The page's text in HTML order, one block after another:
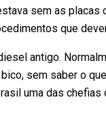
sem as placas
que
antigo.
sem saber o
uma das